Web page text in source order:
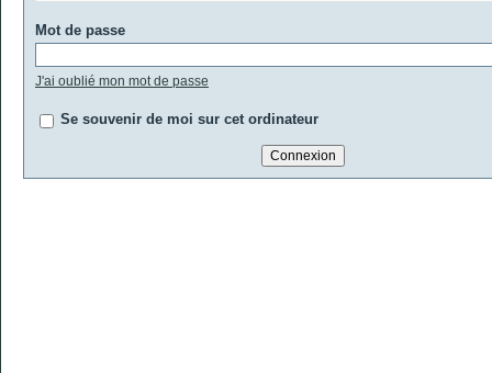
Mot de passe
J'ai oublié mon mot de passe
Se souvenir de moi sur cet ordinateur